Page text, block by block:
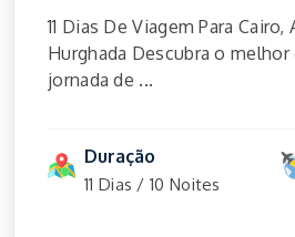
11 Dias De Viagem Para
Hurghada Descubra o
jornada de ...
Duração
11 Dias / 10 Noites